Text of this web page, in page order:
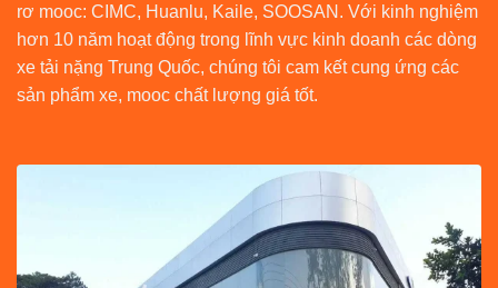
rơ mooc: CIMC, Huanlu, Kaile, SOOSAN. Với kinh nghiệm
hơn 10 năm hoạt động trong lĩnh vực kinh doanh các dòng
xe tải nặng Trung Quốc, chúng tôi cam kết cung ứng các
sản phẩm xe, mooc chất lượng giá tốt.